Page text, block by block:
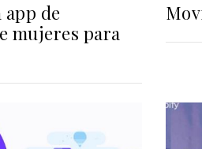
app de
mujeres para